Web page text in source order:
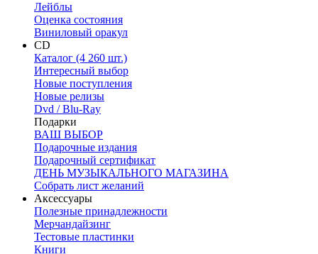
Лейблы
Оценка состояния
Виниловый оракул
CD
Каталог (4 260 шт.)
Интересный выбор
Новые поступления
Новые релизы
Dvd / Blu-Ray
Подарки
ВАШ ВЫБОР
Подарочные издания
Подарочный сертификат
ДЕНЬ МУЗЫКАЛЬНОГО МАГАЗИНА
Собрать лист желаний
Аксессуары
Полезные принадлежности
Мерчандайзинг
Тестовые пластинки
Книги